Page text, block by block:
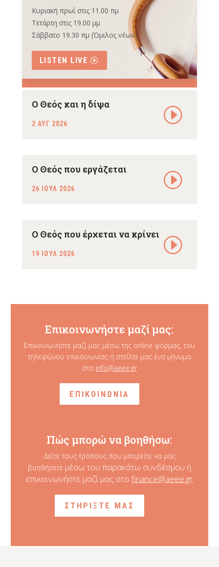
Κυριακή πρωί στις 11.00 πμ
Τετάρτη στις 19.00 μμ
Σάββατο 19.30 πμ (Όμιλος νέων)
LISTEN LIVE
Ο Θεός και η δίψα
2 ΑΥΓ 2026
Ο Θεός που εργάζεται
26 ΙΟΥΛ 2026
Ο Θεός που έρχεται να κρίνει
19 ΙΟΥΛ 2026
Επικοινωνήστε μαζί μας:
Επικοινωνήστε μαζί μας μέσω της online φόρμας, του
τηλεφώνου επικοινωνίας ή στείλτε μας ένα μήνυμα
στο info@aeee.gr
ΕΠΙΚΟΙΝΩΝΙΑ
Πώς μπορώ να βοηθήσω:
Δείτε τους τρόπους που μπορείτε να μας
βοηθήσετε μέσω του παρακάτω συνδέσμου ή
επικοινωνήστε μαζί μας στοfinance@aeee.gr
ΣΤΗΡΙΞΤΕ ΜΑΣ